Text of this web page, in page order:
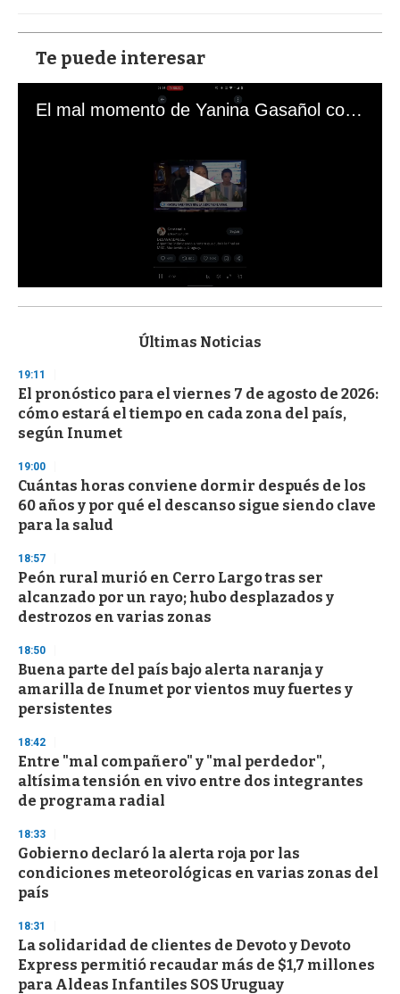
Te puede interesar
El mal momento de Yanina Gasañol con un hincha argentino en "Subrayado"
s
d
s
o
f
3
s
e
c
o
n
d
Últimas Noticias
19:11
El pronóstico para el viernes 7 de agosto de 2026:
cómo estará el tiempo en cada zona del país,
según Inumet
19:00
Cuántas horas conviene dormir después de los
60 años y por qué el descanso sigue siendo clave
para la salud
18:57
Peón rural murió en Cerro Largo tras ser
alcanzado por un rayo; hubo desplazados y
destrozos en varias zonas
18:50
Buena parte del país bajo alerta naranja y
amarilla de Inumet por vientos muy fuertes y
persistentes
18:42
Entre "mal compañero" y "mal perdedor",
altísima tensión en vivo entre dos integrantes
de programa radial
18:33
Gobierno declaró la alerta roja por las
condiciones meteorológicas en varias zonas del
país
18:31
La solidaridad de clientes de Devoto y Devoto
Express permitió recaudar más de $1,7 millones
para Aldeas Infantiles SOS Uruguay